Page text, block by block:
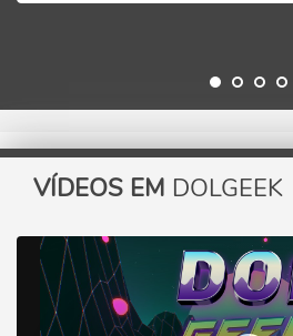
VÍDEOS EM DOLGEEK